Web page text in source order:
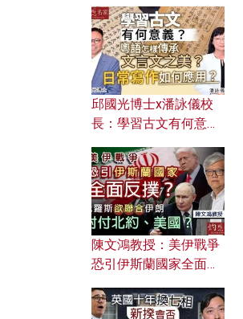
風險攻擊美軍，背後有
何盤算？
邱國光博士x潘詠儀校
長：學習古文有何意
文之美？ 日常寫作如何
應用？
陳文鴻教授：美伊戰爭
恐引伊斯蘭國家全面反
對付北約美國？